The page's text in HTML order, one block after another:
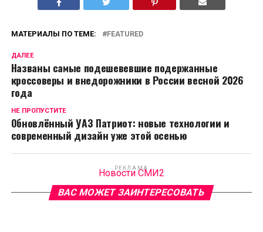
МАТЕРИАЛЫ ПО ТЕМЕ: FEATURED
ДАЛЕЕ
Названы самые подешевевшие подержанные
кроссоверы и внедорожники в России весной 2026
года
НЕ ПРОПУСТИТЕ
Обновлённый УАЗ Патриот: новые технологии и
современный дизайн уже этой осенью
РЕКЛАМА
Новости СМИ2
ВАС МОЖЕТ ЗАИНТЕРЕСОВАТЬ